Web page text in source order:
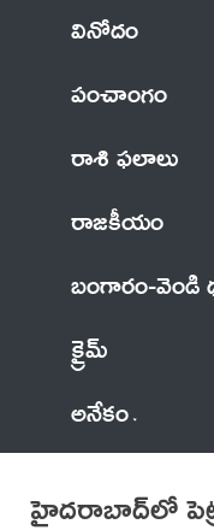
వినోదం
పంచాంగం
రాశి ఫలాలు
రాజకీయం
బంగారం-వెండి
క్రైమ్
అనేకం
హైదరాబాద్‌లో